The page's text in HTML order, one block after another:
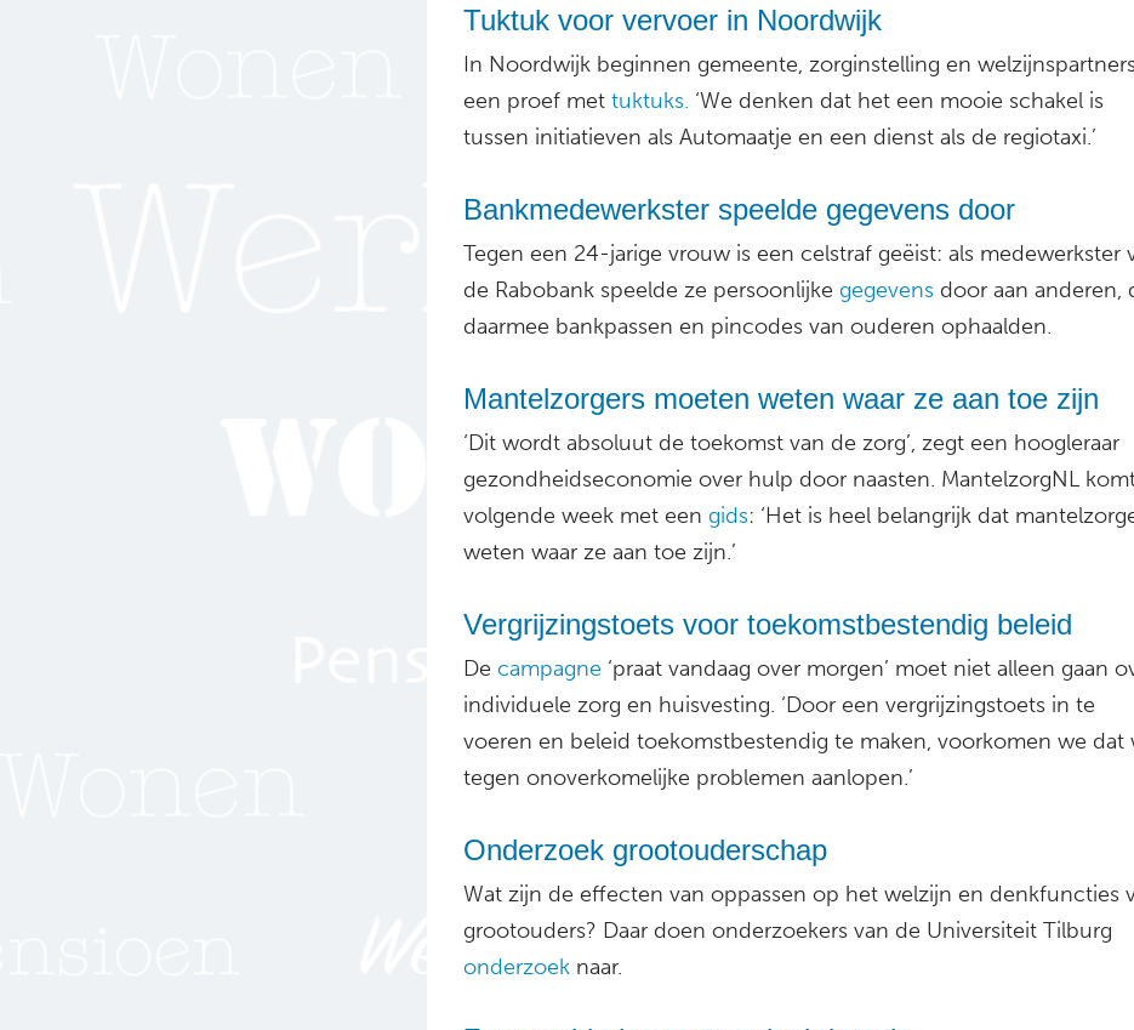
Tuktuk voor vervoer in Noordwijk
In Noordwijk beginnen gemeente, zorginstelling en
een proef met tuktuks. ‘We denken dat het een mooie schakel is
tussen initiatieven als Automaatje en een dienst als de regiotaxi.’
Bankmedewerkster speelde gegevens door
Tegen een 24-jarige vrouw is een celstraf geëist: als medewerkster
de Rabobank speelde ze persoonlijke gegevens door aan anderen,
daarmee bankpassen en pincodes van ouderen ophaalden.
Mantelzorgers moeten weten waar ze aan toe zijn
‘Dit wordt absoluut de toekomst van de zorg’, zegt een hoogleraar
gezondheidseconomie over hulp door naasten. MantelzorgNL
volgende week met een gids: ‘Het is heel belangrijk dat
weten waar ze aan toe zijn.’
Vergrijzingstoets voor toekomstbestendig beleid
De campagne ‘praat vandaag over morgen’ moet niet alleen gaan
individuele zorg en huisvesting. ‘Door een vergrijzingstoets in te
voeren en beleid toekomstbestendig te maken, voorkomen we dat
tegen onoverkomelijke problemen aanlopen.’
Onderzoek grootouderschap
Wat zijn de effecten van oppassen op het welzijn en denkfuncties
grootouders? Daar doen onderzoekers van de Universiteit Tilburg
onderzoek naar.